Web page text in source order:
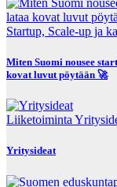
Startup, Scale-up ja
Miten Suomi nousee
kovat luvut pöytään 🚀
Liiketoiminta
Yritysideat